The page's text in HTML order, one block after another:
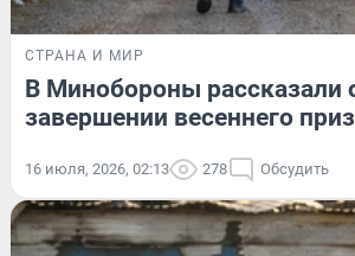
СТРАНА И МИР
В Минобороны рассказали
завершении весеннего
16 июля, 2026, 02:13 278 Обсудить